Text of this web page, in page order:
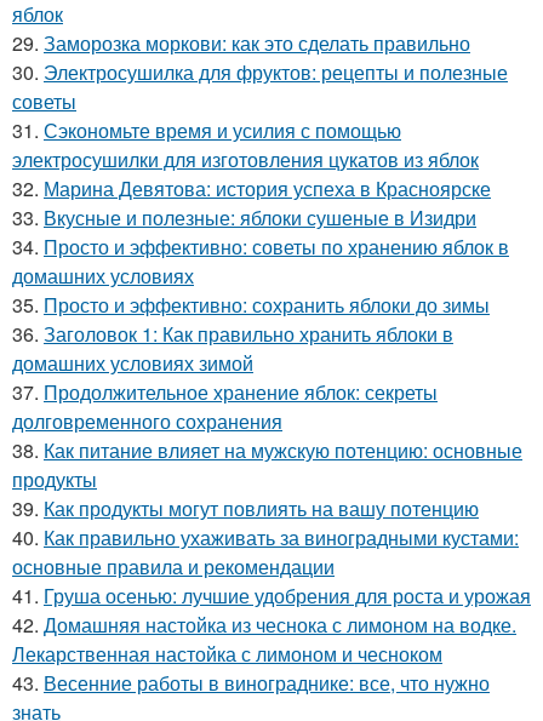
яблок
29. Заморозка моркови: как это сделать правильно
30. Электросушилка для фруктов: рецепты и полезные
советы
31. Сэкономьте время и усилия с помощью
электросушилки для изготовления цукатов из яблок
32. Марина Девятова: история успеха в Красноярске
33. Вкусные и полезные: яблоки сушеные в Изидри
34. Просто и эффективно: советы по хранению яблок в
домашних условиях
35. Просто и эффективно: сохранить яблоки до зимы
36. Заголовок 1: Как правильно хранить яблоки в
домашних условиях зимой
37. Продолжительное хранение яблок: секреты
долговременного сохранения
38. Как питание влияет на мужскую потенцию: основные
продукты
39. Как продукты могут повлиять на вашу потенцию
40. Как правильно ухаживать за виноградными кустами:
основные правила и рекомендации
41. Груша осенью: лучшие удобрения для роста и урожая
42. Домашняя настойка из чеснока с лимоном на водке.
Лекарственная настойка с лимоном и чесноком
43. Весенние работы в винограднике: все, что нужно
знать